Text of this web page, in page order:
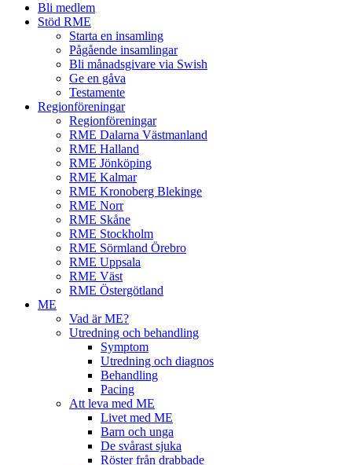
Bli medlem
Stöd RME
Starta en insamling
Pågående insamlingar
Bli månadsgivare via Swish
Ge en gåva
Testamente
Regionföreningar
Regionföreningar
RME Dalarna Västmanland
RME Halland
RME Jönköping
RME Kalmar
RME Kronoberg Blekinge
RME Norr
RME Skåne
RME Stockholm
RME Sörmland Örebro
RME Uppsala
RME Väst
RME Östergötland
ME
Vad är ME?
Utredning och behandling
Symptom
Utredning och diagnos
Behandling
Pacing
Att leva med ME
Livet med ME
Barn och unga
De svårast sjuka
Röster från drabbade